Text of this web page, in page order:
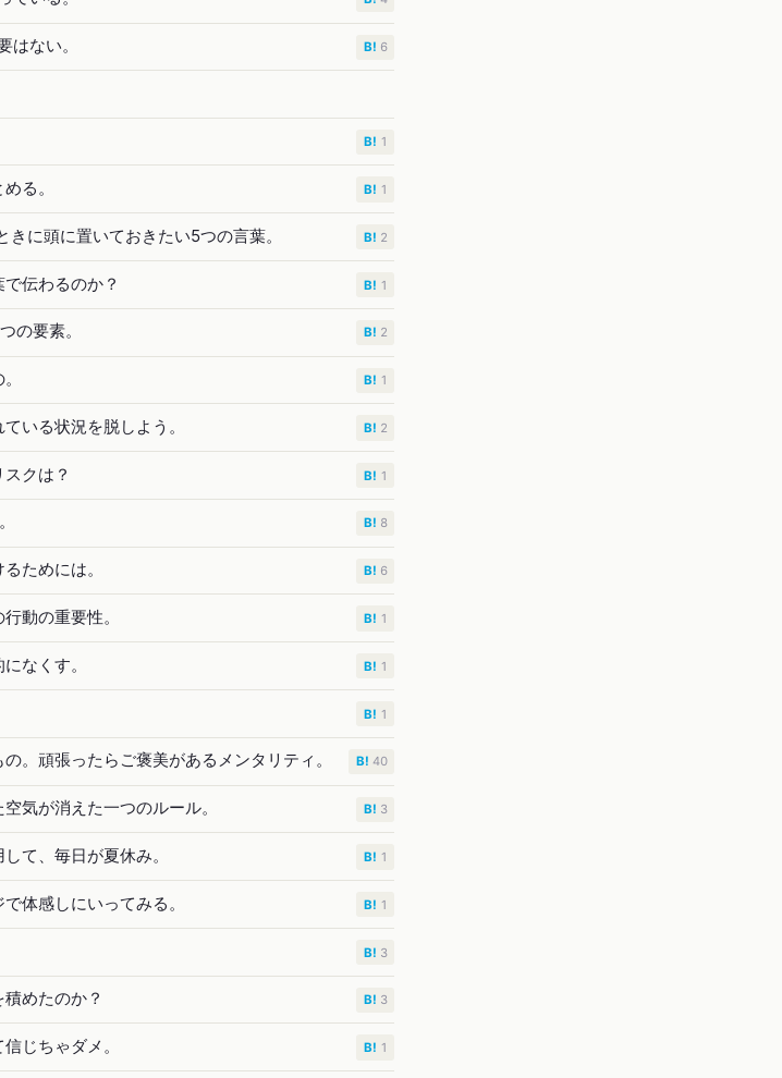
はない。 B! 6
B! 1
る。 B! 1
に頭に置いておきたい5つの言葉。 B! 2
伝わるのか？ B! 1
の要素。 B! 2
B! 1
いる状況を脱しよう。 B! 2
クは？ B! 1
B! 8
ためには。 B! 6
動の重要性。 B! 1
なくす。 B! 1
B! 1
。頑張ったらご褒美があるメンタリティ。 B! 40
気が消えた一つのルール。 B! 3
て、毎日が夏休み。 B! 1
体感しにいってみる。 B! 1
B! 3
めたのか？ B! 3
じちゃダメ。 B! 1